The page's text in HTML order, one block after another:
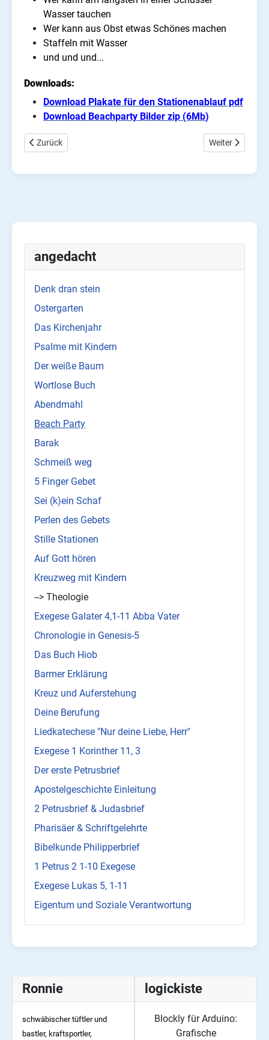
angedacht
Denk dran stein
Ostergarten
Das Kirchenjahr
Psalme mit Kindern
Der weiße Baum
Wortlose Buch
Abendmahl
Beach Party
Barak
Schmeiß weg
5 Finger Gebet
Sei (k)ein Schaf
Perlen des Gebets
Stille Stationen
Auf Gott hören
Kreuzweg mit Kindern
--> Theologie
Exegese Galater 4,1-11 Abba Vater
Chronologie in Genesis-5
Das Buch Hiob
Barmer Erklärung
Kreuz und Auferstehung
Deine Berufung
Liedkatechese "Nur deine Liebe, Herr"
Exegese 1 Korinther 11, 3
Der erste Petrusbrief
Apostelgeschichte Einleitung
2 Petrusbrief & Judasbrief
Pharisäer & Schriftgelehrte
Bibelkunde Philipperbrief
1 Petrus 2 1-10 Exegese
Exegese Lukas 5, 1-11
Eigentum und Soziale Verantwortung
Wasser tauchen
Wer kann aus Obst etwas Schönes machen
Staffeln mit Wasser
und und und...
Downloads:
Download Plakate für den Stationenablauf pdf
Download Beachparty Bilder zip (6Mb)
Vorheriger Beitrag: 5 Finger Gebet
Zurück Nächster
Weiter
Ronnie
schwäbischer tüftler und
bastler, kraftsportler,
logickiste
Blockly für Arduino:
Grafische